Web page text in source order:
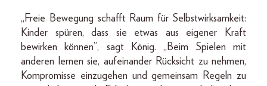
„Freie Bewegung schafft Raum für Selbstwirksamkeit:
Kinder spüren, dass sie etwas aus eigener Kraft
bewirken können”, sagt König. „Beim Spielen mit
anderen lernen sie, aufeinander Rücksicht zu nehmen,
Kompromisse einzugehen und gemeinsam Regeln zu